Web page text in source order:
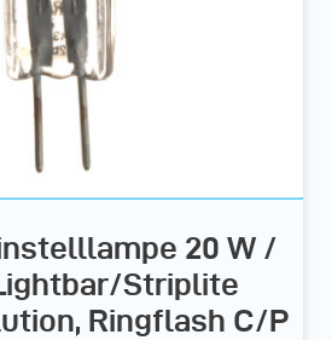
20 W /
Striplite
Ringflash C/P